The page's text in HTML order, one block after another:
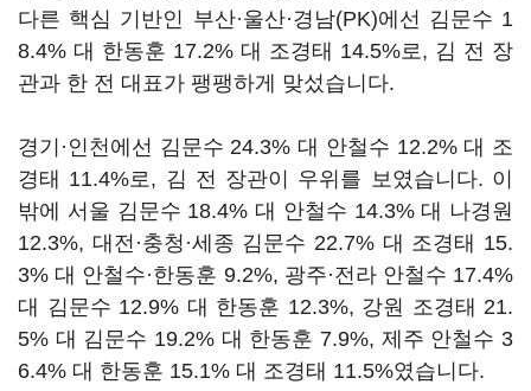
다른 핵심 기반인 부산·울산·경남(PK)에선 김문수 1
8.4% 대 한동훈 17.2% 대 조경태 14.5%로, 김 전 장
관과 한 전 대표가 팽팽하게 맞섰습니다.
경기·인천에선 김문수 24.3% 대 안철수 12.2% 대 조
경태 11.4%로, 김 전 장관이 우위를 보였습니다. 이
밖에 서울 김문수 18.4% 대 안철수 14.3% 대 나경원
12.3%, 대전·충청·세종 김문수 22.7% 대 조경태 15.
3% 대 안철수·한동훈 9.2%, 광주·전라 안철수 17.4%
대 김문수 12.9% 대 한동훈 12.3%, 강원 조경태 21.
5% 대 김문수 19.2% 대 한동훈 7.9%, 제주 안철수 3
6.4% 대 한동훈 15.1% 대 조경태 11.5%였습니다.